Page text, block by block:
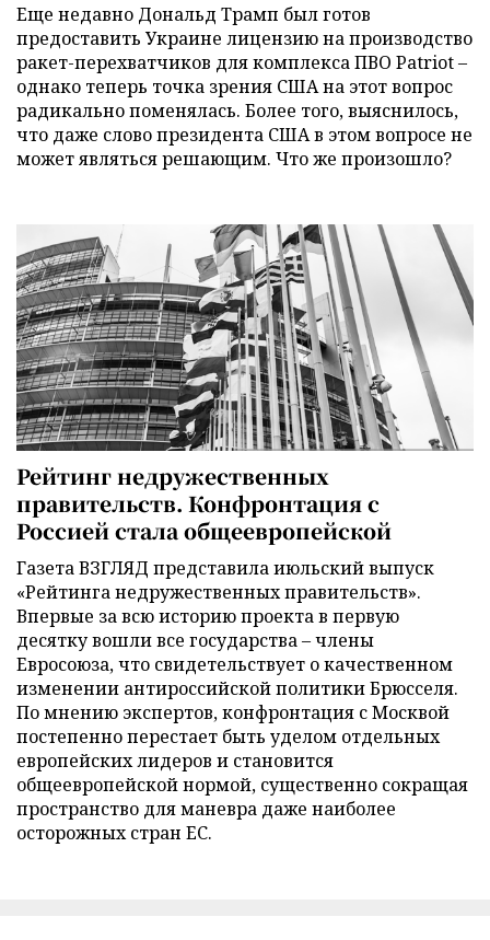
Еще недавно Дональд Трамп был готов
предоставить Украине лицензию на производство
ракет-перехватчиков для комплекса ПВО Patriot –
однако теперь точка зрения США на этот вопрос
радикально поменялась. Более того, выяснилось,
что даже слово президента США в этом вопросе не
может являться решающим. Что же произошло?
Рейтинг недружественных
правительств. Конфронтация с
Россией стала общеевропейской
Газета ВЗГЛЯД представила июльский выпуск
«Рейтинга недружественных правительств».
Впервые за всю историю проекта в первую
десятку вошли все государства – члены
Евросоюза, что свидетельствует о качественном
изменении антироссийской политики Брюсселя.
По мнению экспертов, конфронтация с Москвой
постепенно перестает быть уделом отдельных
европейских лидеров и становится
общеевропейской нормой, существенно сокращая
пространство для маневра даже наиболее
осторожных стран ЕС.